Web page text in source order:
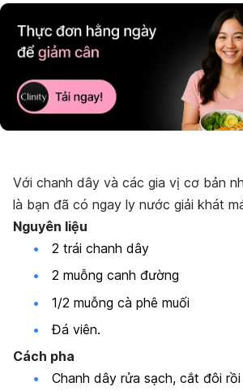
Với chanh dây và các gia vị cơ bản
là bạn đã có ngay ly nước giải khát
Nguyên liệu
2 trái chanh dây
2 muỗng canh đường
1/2 muỗng cà phê muối
Đá viên.
Cách pha
Chanh dây rửa sạch, cắt đôi rồi